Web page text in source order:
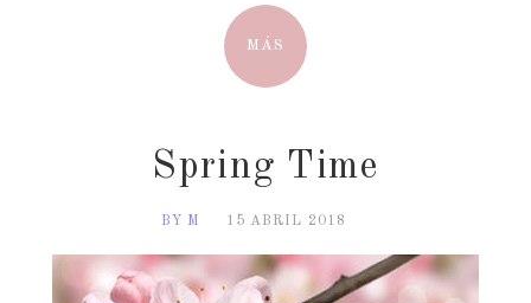
MÁS
Spring Time
BY M 15 ABRIL 2018